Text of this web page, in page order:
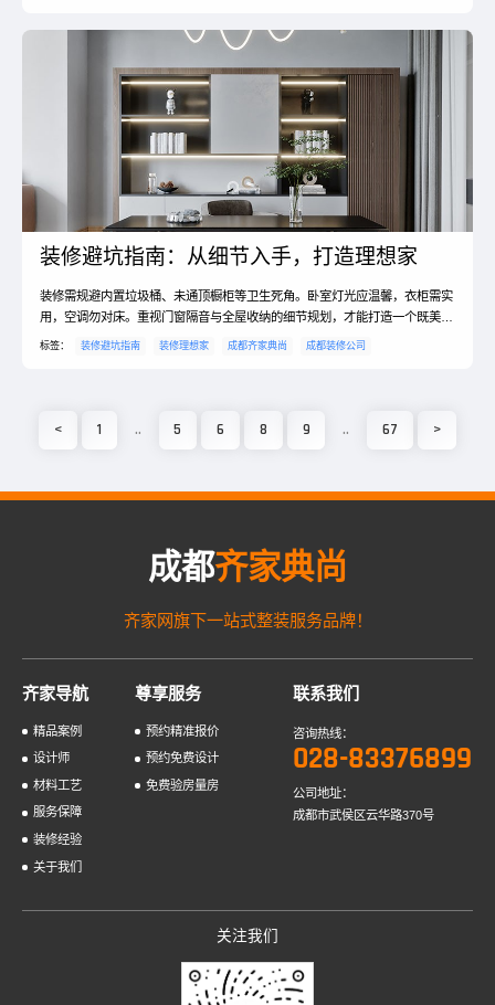
装修避坑指南：从细节入手，打造理想家
装修需规避内置垃圾桶、未通顶橱柜等卫生死角。卧室灯光应温馨，衣柜需实
用，空调勿对床。重视门窗隔音与全屋收纳的细节规划，才能打造一个既美观
又真正舒适的居住空间。
标签： 装修避坑指南 装修理想家 成都齐家典尚 成都装修公司
< 1 .. 5 6 8 9 .. 67 >
成都齐家典尚
齐家网旗下一站式整装服务品牌！
齐家导航
精品案例
设计师
材料工艺
服务保障
装修经验
关于我们
尊享服务
预约精准报价
预约免费设计
免费验房量房
联系我们
咨询热线：
028-83376899
公司地址：
成都市武侯区云华路370号
关注我们